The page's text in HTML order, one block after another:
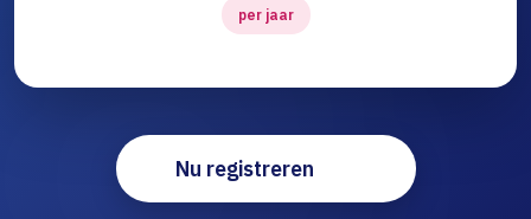
per jaar
Nu registreren